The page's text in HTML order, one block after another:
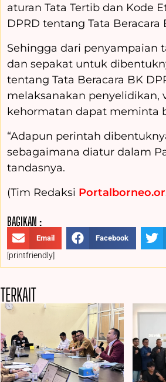
aturan Tata Tertib dan Kode
DPRD tentang Tata Beracara
Sehingga dari penyampaian
dan sepakat untuk
tentang Tata Beracara BK
melaksanakan penyelidikan,
kehormatan dapat meminta
“Adapun perintah
sebagaimana diatur dalam
tandasnya.
(Tim Redaksi
BAGIKAN :
Email Facebook
[printfriendly]
TERKAIT